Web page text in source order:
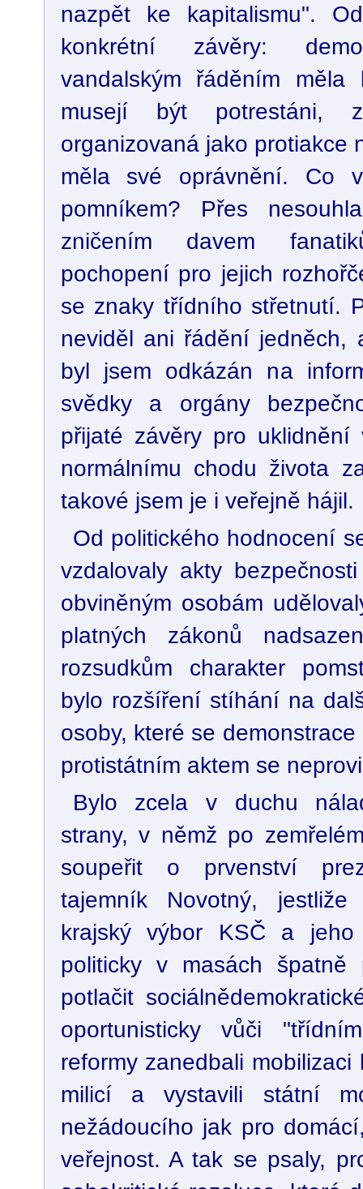
nazpět ke kapitalismu".
konkrétní závěry:
vandalským řáděním
musejí být potrestáni,
organizovaná jako protiakce
měla své oprávnění. Co
pomníkem? Přes
zničením davem
pochopení pro jejich
se znaky třídního střetnutí.
neviděl ani řádění jedněch,
byl jsem odkázán na
svědky a orgány
přijaté závěry pro
normálnímu chodu života
takové jsem je i veřejně hájil.
Od politického hodnocení
vzdalovaly akty
obviněným osobám
platných zákonů
rozsudkům charakter
bylo rozšíření stíhání na
osoby, které se
protistátním aktem se
Bylo zcela v duchu
strany, v němž po
soupeřit o prvenství
tajemník Novotný,
krajský výbor KSČ a jeho
politicky v masách špatně
potlačit
oportunisticky vůči
reformy zanedbali
milicí a vystavili státní
nežádoucího jak pro
veřejnost. A tak se psaly,